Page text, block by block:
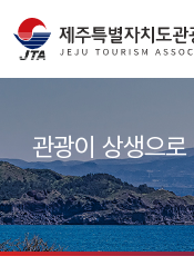
관광이 상생으